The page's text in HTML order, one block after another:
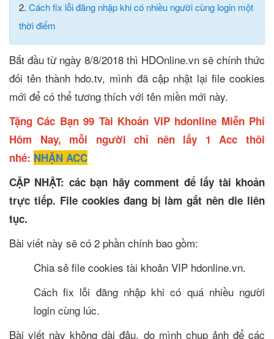
2. Cách fix lỗi đăng nhập khi có nhiều người cùng login một
thời điểm
Bắt đầu từ ngày 8/8/2018 thì HDOnline.vn sẽ chính thức
đối tên thành hdo.tv, mình đã cập nhật lại file cookies
mới để có thể tương thích với tên miền mới này.
Tặng Các Bạn 99 Tài Khoản VIP hdonline Miễn Phí
Hôm Nay, mỗi người chỉ nên lấy 1 Acc thôi
nhé: NHẬN ACC
CẬP NHẬT: các bạn hãy comment để lấy tài khoản
trực tiếp. File cookies đang bị làm gắt nên die liên
tục.
Bài viết này sẽ có 2 phần chính bao gồm:
Chia sẻ file cookies tài khoản VIP hdonline.vn.
Cách fix lỗi đăng nhập khi có quá nhiều người
login cùng lúc.
Bài viết này không dài đâu, do mình chụp ảnh để các